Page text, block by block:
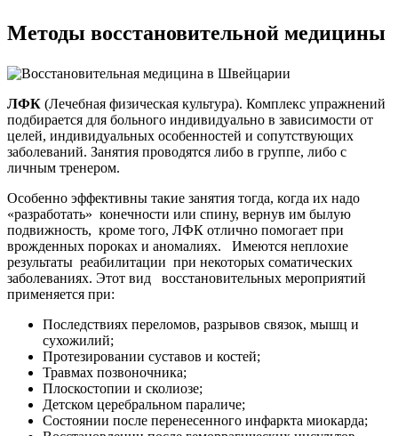
Методы восстановительной медицины
ЛФК (Лечебная физическая культура). Комплекс упражнений
подбирается для больного индивидуально в зависимости от
целей, индивидуальных особенностей и сопутствующих
заболеваний. Занятия проводятся либо в группе, либо с
личным тренером.
Особенно эффективны такие занятия тогда, когда их надо
«разработать» конечности или спину, вернув им былую
подвижность, кроме того, ЛФК отлично помогает при
врожденных пороках и аномалиях. Имеются неплохие
результаты реабилитации при некоторых соматических
заболеваниях. Этот вид восстановительных мероприятий
применяется при:
Последствиях переломов, разрывов связок, мышц и
сухожилий;
Протезировании суставов и костей;
Травмах позвоночника;
Плоскостопии и сколиозе;
Детском церебральном параличе;
Состоянии после перенесенного инфаркта миокарда;